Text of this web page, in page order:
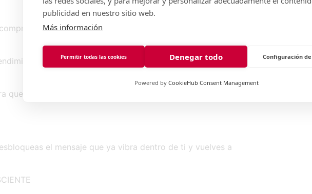
en qué punto estás, qué ha funcionado, qué
y diseñamos un plan estratégico que te encarne,
que muevas el culo desde el primer momento con ilusión
el mensaje que ya vibra dentro de ti y vuelves a
publicidad en nuestro sitio web.
Más información
Permitir todas las cookies Denegar todo Configuración
Powered by CookieHub Consent Management